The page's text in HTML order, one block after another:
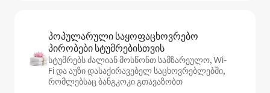
პოპულარული საყოფაცხოვრებო
პირობები სტუმრებისთვის
სტუმრებს ძალიან მოსწონთ სამზარეულო, Wi-
Fi და აუზი დასაქირავებელ საცხოვრებლებში,
რომლებსაც ბანგკოკი გთავაზობთ